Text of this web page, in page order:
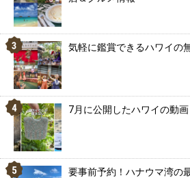
気軽に鑑賞できるハワイの
7月に公開したハワイの動
要事前予約！ハナウマ湾の